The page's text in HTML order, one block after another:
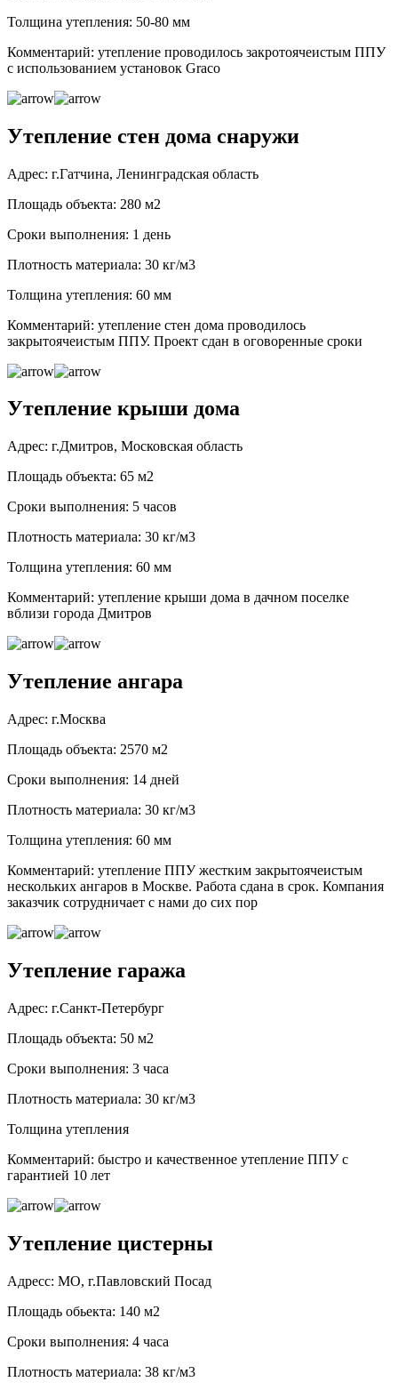
Толщина утепления: 50-80 мм
Комментарий: утепление проводилось закротоячеистым ППУ
с использованием установок Graco
Утепление стен дома снаружи
Адрес: г.Гатчина, Ленинградская область
Площадь объекта: 280 м2
Сроки выполнения: 1 день
Плотность материала: 30 кг/м3
Толщина утепления: 60 мм
Комментарий: утепление стен дома проводилось
закрытоячеистым ППУ. Проект сдан в оговоренные сроки
Утепление крыши дома
Адрес: г.Дмитров, Московская область
Площадь объекта: 65 м2
Сроки выполнения: 5 часов
Плотность материала: 30 кг/м3
Толщина утепления: 60 мм
Комментарий: утепление крыши дома в дачном поселке
вблизи города Дмитров
Утепление ангара
Адрес: г.Москва
Площадь объекта: 2570 м2
Сроки выполнения: 14 дней
Плотность материала: 30 кг/м3
Толщина утепления: 60 мм
Комментарий: утепление ППУ жестким закрытоячеистым
нескольких ангаров в Москве. Работа сдана в срок. Компания
заказчик сотрудничает с нами до сих пор
Утепление гаража
Адрес: г.Санкт-Петербург
Площадь объекта: 50 м2
Сроки выполнения: 3 часа
Плотность материала: 30 кг/м3
Толщина утепления
Комментарий: быстро и качественное утепление ППУ с
гарантией 10 лет
Утепление цистерны
Адресс: МО, г.Павловский Посад
Площадь обьекта: 140 м2
Сроки выполнения: 4 часа
Плотность материала: 38 кг/м3